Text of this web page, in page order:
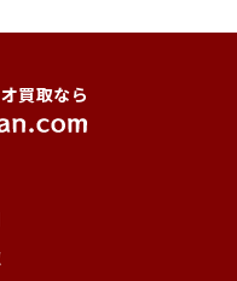
買取なら